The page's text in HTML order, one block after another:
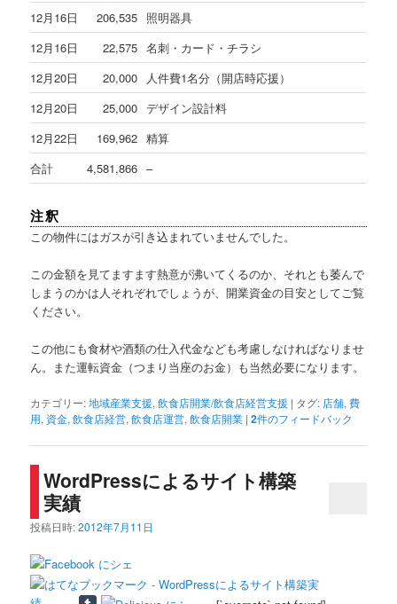
12月16日
206,535 照明器具
12月16日
22,575 名刺・カード・チラシ
12月20日
20,000
人件費1名分（開店時応援）
12月20日
25,000 デザイン設計料
12月22日
169,962 精算
合計
4,581,866 –
注釈
この物件にはガスが引き込まれていませんでした。
この金額を見てますます熱意が沸いてくるのか、それとも萎んで
しまうのかは人それぞれでしょうが、開業資金の目安としてご覧
ください。
この他にも食材や酒類の仕入代金なども考慮しなければなりませ
ん。また運転資金（つまり当座のお金）も当然必要になります。
カテゴリー:地域産業支援,飲食店開業/飲食店経営支援 | タグ: 店舗,費
用, 資金,飲食店経営,飲食店運営,飲食店開業 |2件のフィードバック
WordPressによるサイト構築
実績
投稿日時:2012年7月11日